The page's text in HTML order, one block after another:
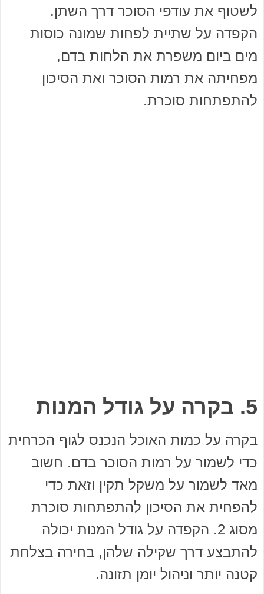
לשטוף את עודפי הסוכר דרך השתן.
הקפדה על שתיית לפחות שמונה כוסות
מים ביום משפרת את הלחות בדם,
מפחיתה את רמות הסוכר ואת הסיכון
להתפתחות סוכרת.
5. בקרה על גודל המנות
בקרה על כמות האוכל הנכנס לגוף הכרחית
כדי לשמור על רמות הסוכר בדם. חשוב
מאד לשמור על משקל תקין וזאת כדי
להפחית את הסיכון להתפתחות סוכרת
מסוג 2. הקפדה על גודל המנות יכולה
להתבצע דרך שקילה שלהן, בחירה בצלחת
קטנה יותר וניהול יומן תזונה.